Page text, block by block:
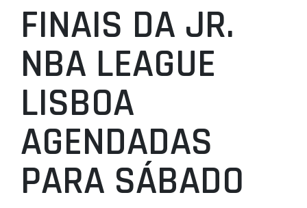
ÚLTIMAS
COMPETIÇÕES
ASSOCIAÇÕES
CLUBES
AGENTES
AGENDA
SELEÇÕES
MINIBASQUETE
FINAIS DA JR.
NBA LEAGUE
LISBOA
AGENDADAS
PARA SÁBADO